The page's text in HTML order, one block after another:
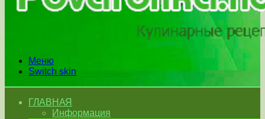
Меню
Switch skin
ГЛАВНАЯ
Информация